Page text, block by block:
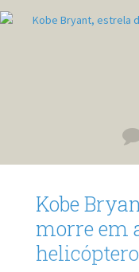
Kobe
morre em
helicóptero